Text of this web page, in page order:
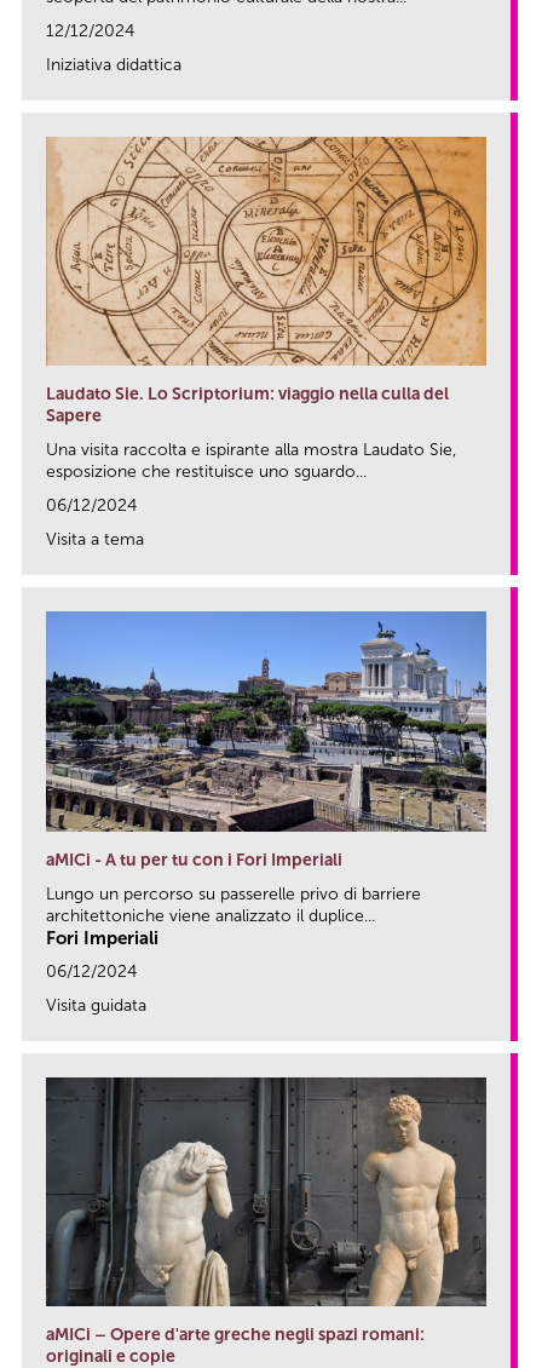
12/12/2024
Iniziativa didattica
Laudato Sie. Lo Scriptorium: viaggio nella culla del
Sapere
Una visita raccolta e ispirante alla mostra Laudato Sie,
esposizione che restituisce uno sguardo...
06/12/2024
Visita a tema
aMICi - A tu per tu con i Fori Imperiali
Lungo un percorso su passerelle privo di barriere
architettoniche viene analizzato il duplice...
Fori Imperiali
06/12/2024
Visita guidata
aMICi – Opere d'arte greche negli spazi romani:
originali e copie